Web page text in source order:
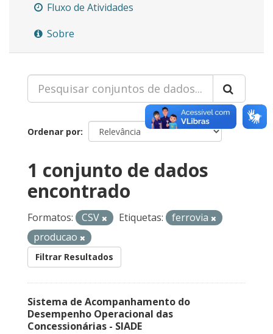
Fluxo de Atividades
Sobre
Ordenar por
1 conjunto de dados
encontrado
Formatos: CSV Etiquetas:
ferrovia
producao
Filtrar Resultados
Sistema de Acompanhamento do
Desempenho Operacional das
Concessionárias - SIADE